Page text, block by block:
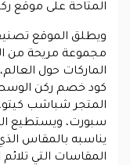
المتاحة على موقع
ويطلق الموقع
مجموعة مريحة من
الماركات حول
كود خصم ركن
المتجر شباشب
سبورت، ويستطيع
يناسبه بالمقاس
المقاسات التي تلائم